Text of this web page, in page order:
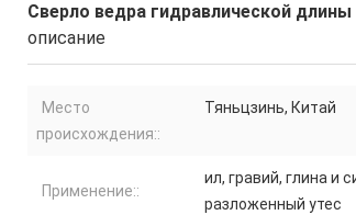
Сверло ведра гидравлической длины
описание
Место
происхождения::
Тяньцзинь, Китай
Применение::
ил, гравий, глина и
разложенный утес